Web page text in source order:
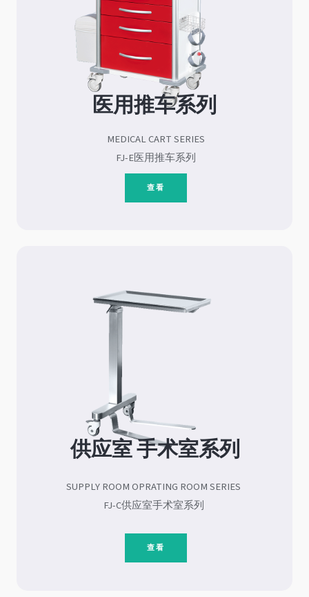
医用推车系列
MEDICAL CART SERIES
FJ-E医用推车系列
查看
供应室 手术室系列
SUPPLY ROOM OPRATING ROOM SERIES
FJ-C供应室手术室系列
查看